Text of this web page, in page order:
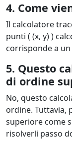
4. Come
Il calcolatore
punti ( (x, y) )
corrisponde a
5. Questo
di ordine
No, questo
ordine. Tuttavia,
superiore come
risolverli passo